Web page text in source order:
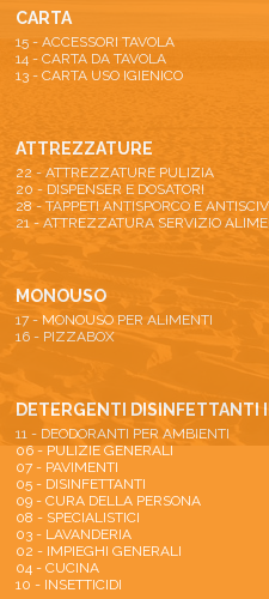
CARTA
15 - ACCESSORI TAVOLA
14 - CARTA DA TAVOLA
13 - CARTA USO IGIENICO
ATTREZZATURE
22 - ATTREZZATURE PULIZIA
20 - DISPENSER E DOSATORI
28 - TAPPETI ANTISPORCO E
21 - ATTREZZATURA SERVIZIO
MONOUSO
17 - MONOUSO PER ALIMENTI
16 - PIZZABOX
DETERGENTI DISINFETTANTI
11 - DEODORANTI PER AMBIENTI
06 - PULIZIE GENERALI
07 - PAVIMENTI
05 - DISINFETTANTI
09 - CURA DELLA PERSONA
08 - SPECIALISTICI
03 - LAVANDERIA
02 - IMPIEGHI GENERALI
04 - CUCINA
10 - INSETTICIDI